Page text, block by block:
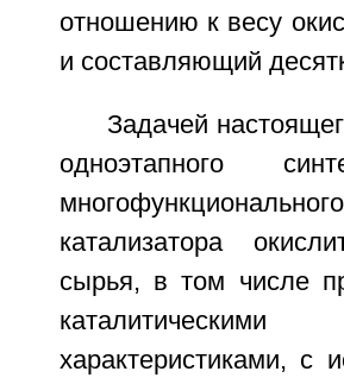
отношению к весу
и составляющий
Задачей
одноэтапного
катализатора
сырья, в том числе
характеристиками, с